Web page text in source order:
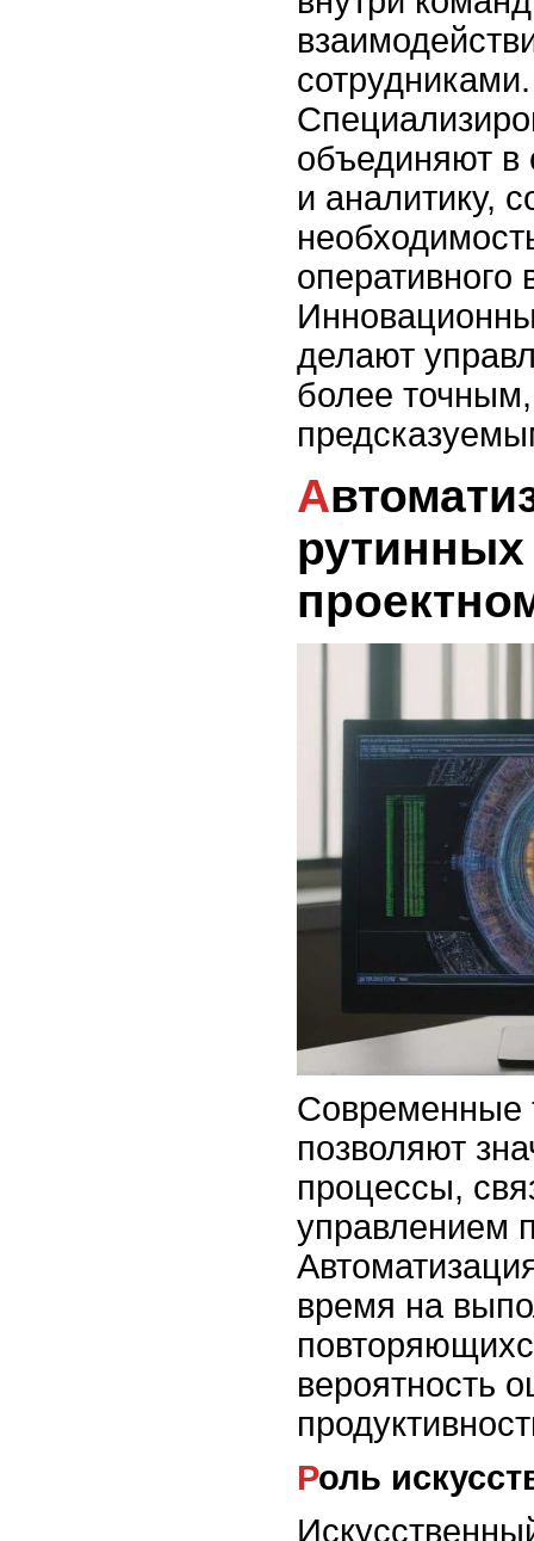
сотрудниками.
объединяют в
и аналитику,
оперативного
делают
более
Автоматизация
рутинных
Современные
позволяют
процессы,
управлением
время на
вероятность
Роль